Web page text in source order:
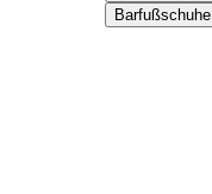
Barfußschuhe